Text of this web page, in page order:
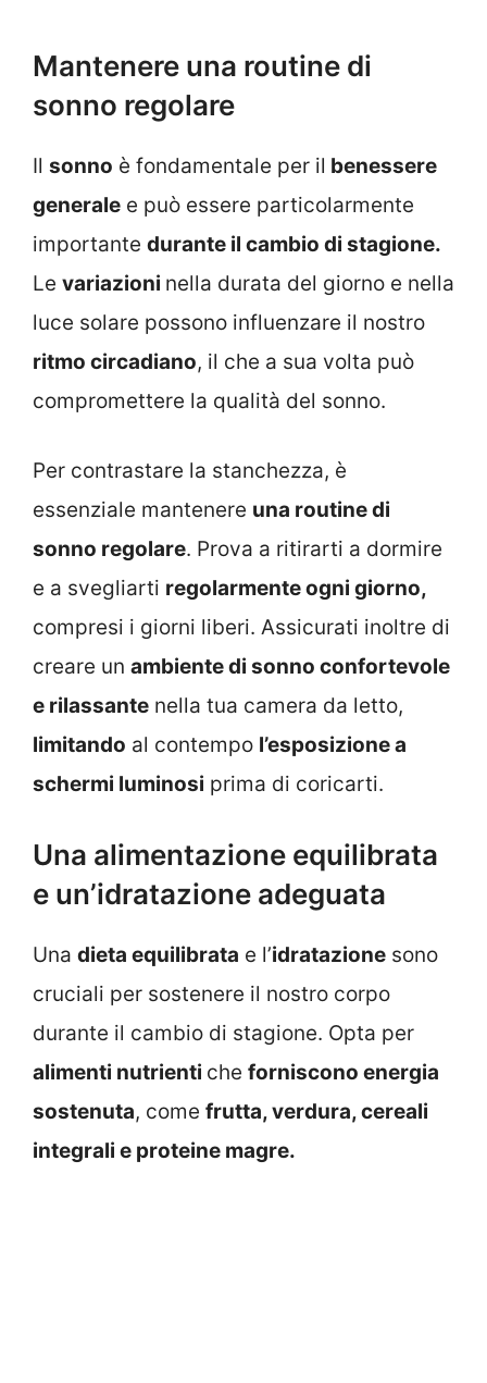
Mantenere una routine di
sonno regolare
Il sonno è fondamentale per il benessere
generale e può essere particolarmente
importante durante il cambio di stagione.
Le variazioni nella durata del giorno e nella
luce solare possono influenzare il nostro
ritmo circadiano, il che a sua volta può
compromettere la qualità del sonno.
Per contrastare la stanchezza, è
essenziale mantenere una routine di
sonno regolare. Prova a ritirarti a dormire
e a svegliarti regolarmente ogni giorno,
compresi i giorni liberi. Assicurati inoltre di
creare un ambiente di sonno confortevole
e rilassante nella tua camera da letto,
limitando al contempo l’esposizione a
schermi luminosi prima di coricarti.
Una alimentazione equilibrata
e un’idratazione adeguata
Una dieta equilibrata e l’idratazione sono
cruciali per sostenere il nostro corpo
durante il cambio di stagione. Opta per
alimenti nutrienti che forniscono energia
sostenuta, come frutta, verdura, cereali
integrali e proteine magre.